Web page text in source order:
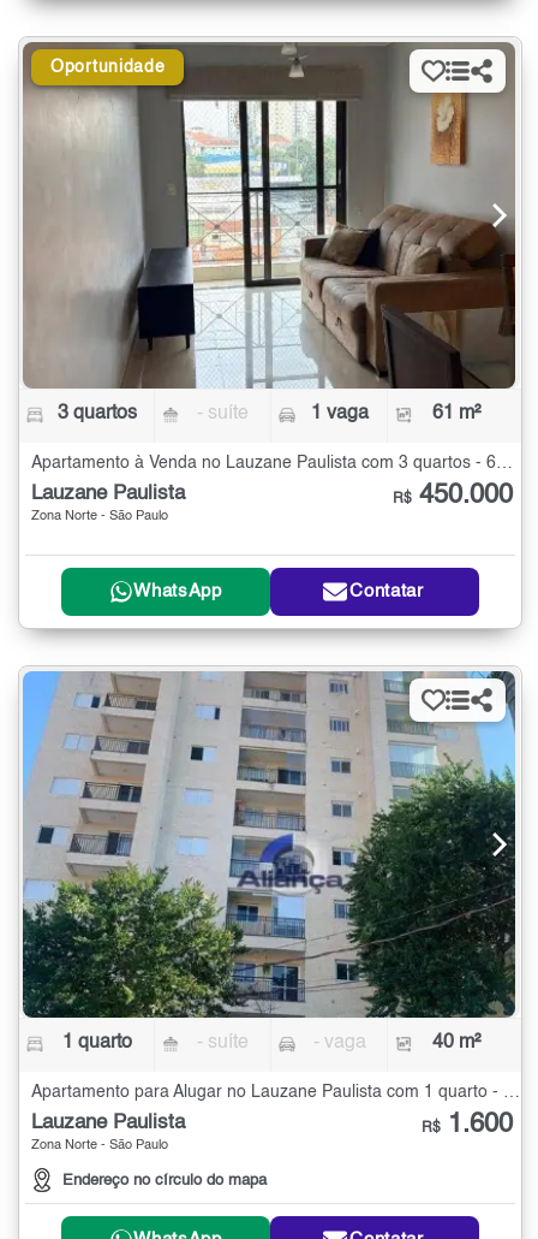
Oportunidade
3 quartos - suíte 1 vaga 61 m²
Apartamento à Venda no Lauzane Paulista com 3 quartos - 61 m²
Lauzane Paulista
Zona Norte - São Paulo
R$ 450.000
WhatsApp Contatar
1 quarto - suíte - vaga 40 m²
Lauzane Paulista
Zona Norte - São Paulo
Endereço no círculo do mapa
R$ 1.600